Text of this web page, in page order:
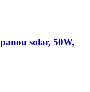
solar, 50W,